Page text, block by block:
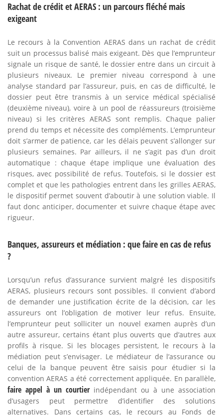
Rachat de crédit et AERAS : un parcours fléché mais
exigeant
Le recours à la Convention AERAS dans un rachat de crédit
suit un processus balisé mais exigeant. Dès que l’emprunteur
signale un risque de santé, le dossier entre dans un circuit à
plusieurs niveaux. Le premier niveau correspond à une
analyse standard par l’assureur, puis, en cas de difficulté, le
dossier peut être transmis à un service médical spécialisé
(deuxième niveau), voire à un pool de réassureurs (troisième
niveau) si les critères AERAS sont remplis. Chaque palier
prend du temps et nécessite des compléments. L’emprunteur
doit s’armer de patience, car les délais peuvent s’allonger sur
plusieurs semaines. Par ailleurs, il ne s’agit pas d’un droit
automatique : chaque étape implique une évaluation des
risques, avec possibilité de refus. Toutefois, si le dossier est
complet et que les pathologies entrent dans les grilles AERAS,
le dispositif permet souvent d’aboutir à une solution viable. Il
faut donc anticiper, documenter et suivre chaque étape avec
rigueur.
Banques, assureurs et médiation : que faire en cas de refus
?
Lorsqu’un refus d’assurance survient malgré les dispositifs
AERAS, plusieurs recours sont possibles. Il convient d’abord
de demander une justification écrite de la décision, car les
assureurs ont l’obligation de motiver leur refus. Ensuite,
l’emprunteur peut solliciter un nouvel examen auprès d’un
autre assureur, certains étant plus ouverts que d’autres aux
profils à risque. Si les blocages persistent, le recours à la
médiation peut s’envisager. Le médiateur de l’assurance ou
celui de la banque peuvent être saisis pour étudier si la
convention AERAS a été correctement appliquée. En parallèle,
faire appel à un courtierindépendant ou à une association
d’usagers peut permettre d’identifier des solutions
alternatives. Dans certains cas, le recours au Fonds de